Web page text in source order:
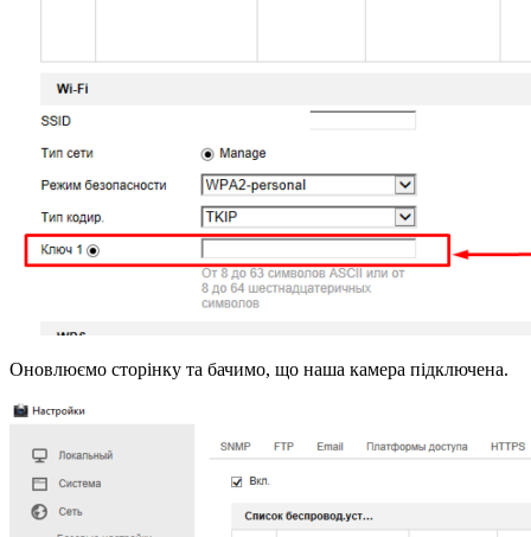
Оновлюємо сторінку та бачимо, що наша камера підключена.